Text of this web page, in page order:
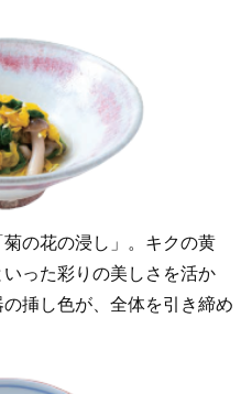
の花の浸し」。キクの黄
った彩りの美しさを活か
挿し色が、全体を引き締め